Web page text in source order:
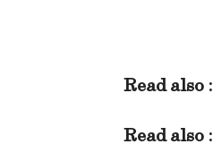
Read also :
Read also :